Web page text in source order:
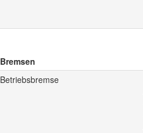
Bremsen
Betriebsbremse